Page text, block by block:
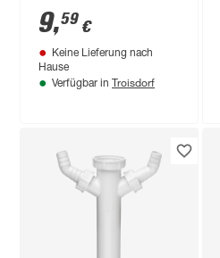
9,59 €
Keine Lieferung nach
Hause
Verfügbar in Troisdorf